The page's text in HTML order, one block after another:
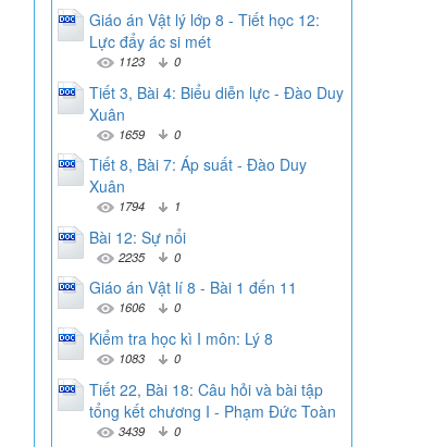
Giáo án Vật lý lớp 8 - Tiết học 12:
Lực đẩy ác si mét
1123 0
Tiết 3, Bài 4: Biểu diễn lực - Đào Duy
Xuân
1659 0
Tiết 8, Bài 7: Áp suất - Đào Duy
Xuân
1794 1
Bài 12: Sự nổi
2235 0
Giáo án Vật lí 8 - Bài 1 đến 11
1606 0
Kiểm tra học kì I môn: Lý 8
1083 0
Tiết 22, Bài 18: Câu hỏi và bài tập
tổng kết chương I - Phạm Đức Toàn
3439 0